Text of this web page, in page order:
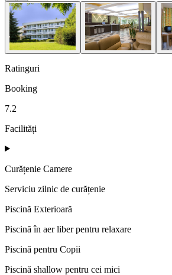
Ratinguri
Booking
7.2
Facilități
Curățenie Camere
Serviciu zilnic de curățenie
Piscină Exterioară
Piscină în aer liber pentru relaxare
Piscină pentru Copii
Piscină shallow pentru cei mici